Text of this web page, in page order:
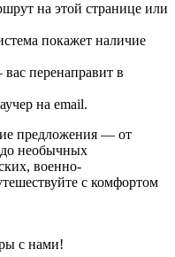
на этой странице или
покажет наличие
перенаправит в
на email.
предложения — от
до необычных
военно-
с комфортом
с нами!